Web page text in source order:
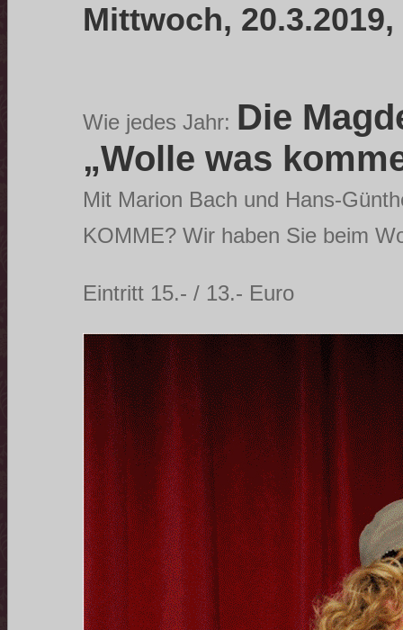
Mittwoch,
Wie jedes Jahr: Die
„Wolle was
Mit Marion Bach und Hans-
KOMME? Wir haben Sie beim
Eintritt 15.- / 13.- Euro